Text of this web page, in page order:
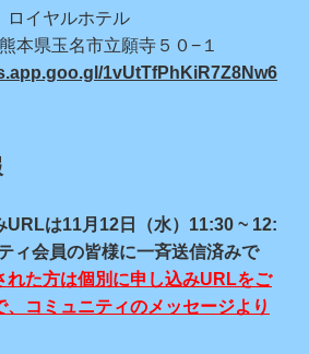
ロイヤルホテル
本県玉名市立願寺５０−１
1vUtTfPhKiR7Z8Nw6
URLは11月12日（水）11:30 ~ 12:
ィ会員の皆様に一斉送信済みで
れた方は個別に申し込みURLをご
コミュニティのメッセージより